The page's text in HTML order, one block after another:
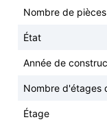
Nombre de pièces
État
Année de
Nombre d'étages
Étage